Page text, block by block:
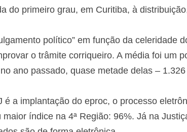
do primeiro grau, em Curitiba, à
político” em função da celeridade
o trâmite corriqueiro. A média foi um
ano passado, quase metade delas –
a implantação do eproc, o processo
índice na 4ª Região: 96%. Já na